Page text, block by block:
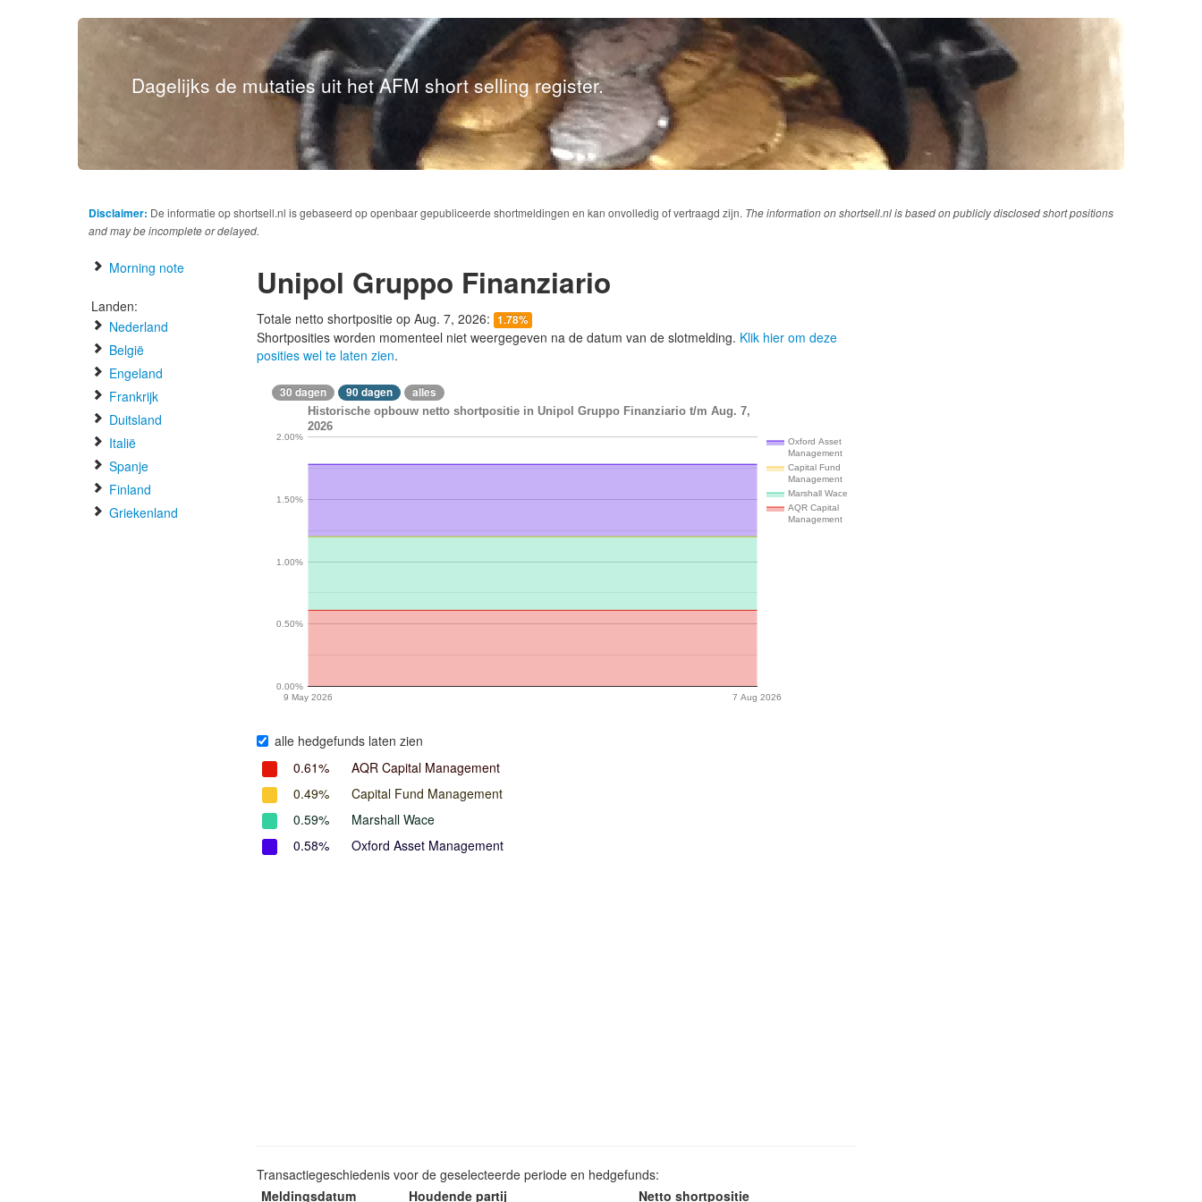
Dagelijks de mutaties uit het AFM short selling register.
Disclaimer: De informatie op shortsell.nl is gebaseerd op openbaar gepubliceerde shortmeldingen en kan onvolledig of vertraagd zijn. The information on shortsell.nl is based on publicly disclosed short positions
and may be incomplete or delayed.
Morning note
Landen:
Nederland
België
Engeland
Frankrijk
Duitsland
Italië
Spanje
Finland
Griekenland
Unipol Gruppo Finanziario
Totale netto shortpositie op Aug. 7, 2026: 1.78%
Shortposities worden momenteel niet weergegeven na de datum van de slotmelding. Klik hier om deze
posities wel te laten zien.
30 dagen 90 dagen alles
Historische opbouw netto shortpositie in Unipol Gruppo Finanziario t/m Aug. 7,
2026
Oxford Asset
Management
Capital Fund
Management
Marshall Wace
AQR Capital
Management
9 May 2026 7 Aug 2026
0.00%
0.50%
1.00%
1.50%
2.00%
alle hedgefunds laten zien
0.61%
AQR Capital Management
0.49%
Capital Fund Management
0.59%
Marshall Wace
0.58%
Oxford Asset Management
Transactiegeschiedenis voor de geselecteerde periode en hedgefunds:
Meldingsdatum
Houdende partij Netto shortpositie